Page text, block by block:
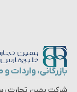
بازرگانی، واردات